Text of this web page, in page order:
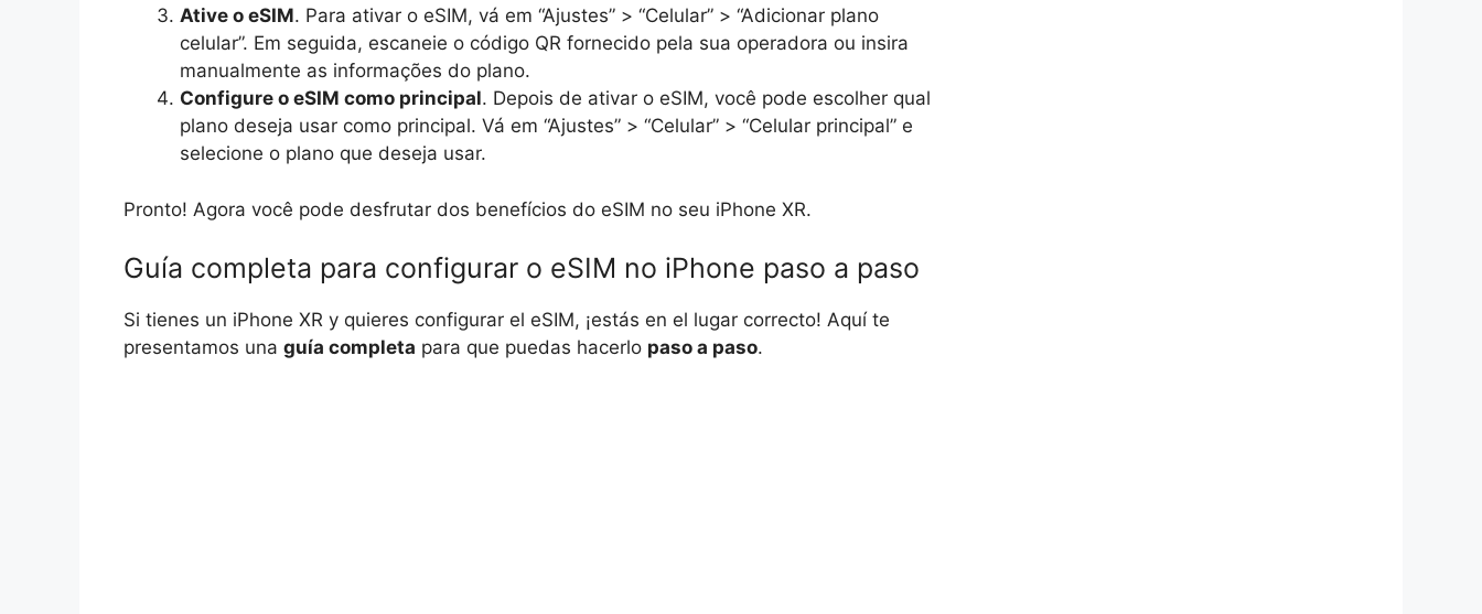
Ative o eSIM. Para ativar o eSIM, vá em “Ajustes” > “Celular” > “Adicionar plano
celular”. Em seguida, escaneie o código QR fornecido pela sua operadora ou insira
manualmente as informações do plano.
Configure o eSIM como principal. Depois de ativar o eSIM, você pode escolher qual
plano deseja usar como principal. Vá em “Ajustes” > “Celular” > “Celular principal” e
selecione o plano que deseja usar.
Pronto! Agora você pode desfrutar dos benefícios do eSIM no seu iPhone XR.
Guía completa para configurar o eSIM no iPhone paso a paso
Si tienes un iPhone XR y quieres configurar el eSIM, ¡estás en el lugar correcto! Aquí te
presentamos una guía completa para que puedas hacerlo paso a paso.